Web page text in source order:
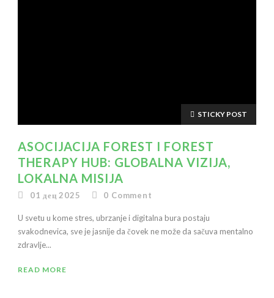
STICKY POST
ASOCIJACIJA FOREST I FOREST
THERAPY HUB: GLOBALNA VIZIJA,
LOKALNA MISIJA
01 дец 2025 0 Comment
U svetu u kome stres, ubrzanje i digitalna bura postaju
svakodnevica, sve je jasnije da čovek ne može da sačuva mentalno
zdravlje...
READ MORE